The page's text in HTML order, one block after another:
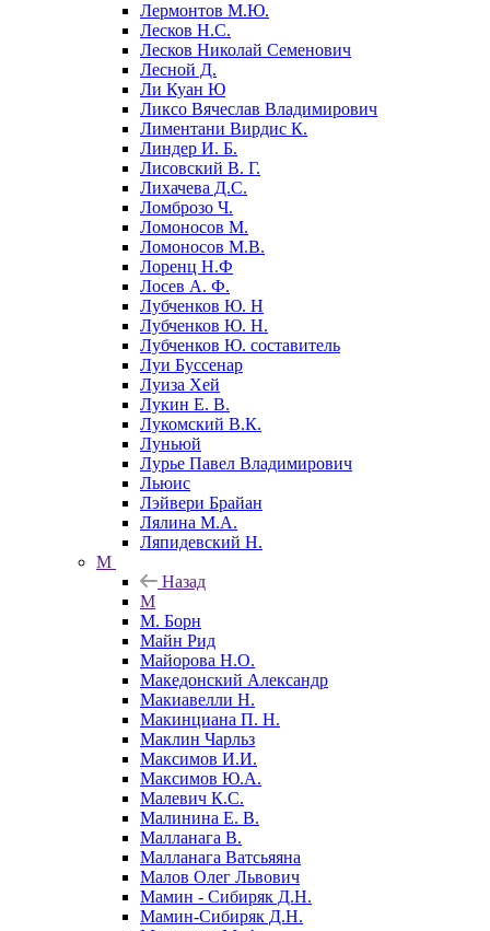
Лермонтов М.Ю.
Лесков Н.С.
Лесков Николай Семенович
Лесной Д.
Ли Куан Ю
Ликсо Вячеслав Владимирович
Лиментани Вирдис К.
Линдер И. Б.
Лисовский В. Г.
Лихачева Д.С.
Ломброзо Ч.
Ломоносов М.
Ломоносов М.В.
Лоренц Н.Ф
Лосев А. Ф.
Лубченков Ю. Н
Лубченков Ю. Н.
Лубченков Ю. составитель
Луи Буссенар
Луиза Хей
Лукин Е. В.
Лукомский В.К.
Луньюй
Лурье Павел Владимирович
Льюис
Лэйвери Брайан
Лялина М.А.
Ляпидевский Н.
М
Назад
М
М. Борн
Майн Рид
Майорова Н.О.
Македонский Александр
Макиавелли Н.
Макинциана П. Н.
Маклин Чарльз
Максимов И.И.
Максимов Ю.А.
Малевич К.С.
Малинина Е. В.
Малланага В.
Малланага Ватсьяяна
Малов Олег Львович
Мамин - Сибиряк Д.Н.
Мамин-Сибиряк Д.Н.